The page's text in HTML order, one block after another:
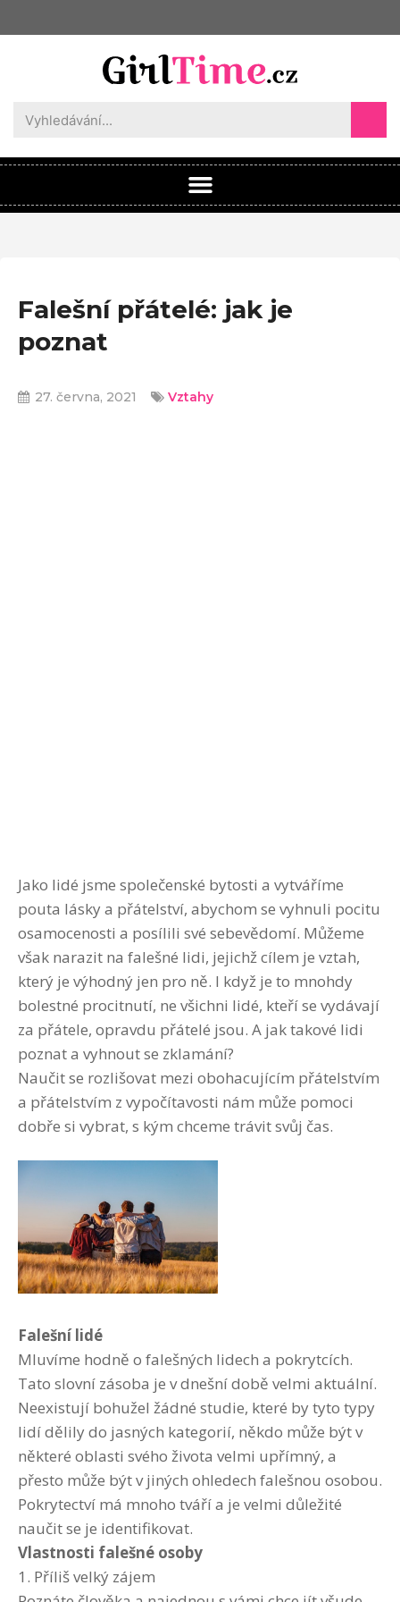
Falešní přátelé: jak je
poznat
27. června, 2021 Vztahy
Jako lidé jsme společenské bytosti a vytváříme
pouta lásky a přátelství, abychom se vyhnuli pocitu
osamocenosti a posílili své sebevědomí. Můžeme
však narazit na falešné lidi, jejichž cílem je vztah,
který je výhodný jen pro ně. I když je to mnohdy
bolestné procitnutí, ne všichni lidé, kteří se vydávají
za přátele, opravdu přátelé jsou. A jak takové lidi
poznat a vyhnout se zklamání?
Naučit se rozlišovat mezi obohacujícím přátelstvím
a přátelstvím z vypočítavosti nám může pomoci
dobře si vybrat, s kým chceme trávit svůj čas.
Falešní lidé
Mluvíme hodně o falešných lidech a pokrytcích.
Tato slovní zásoba je v dnešní době velmi aktuální.
Neexistují bohužel žádné studie, které by tyto typy
lidí dělily do jasných kategorií, někdo může být v
některé oblasti svého života velmi upřímný, a
přesto může být v jiných ohledech falešnou osobou.
Pokrytectví má mnoho tváří a je velmi důležité
naučit se je identifikovat.
Vlastnosti falešné osoby
1. Příliš velký zájem